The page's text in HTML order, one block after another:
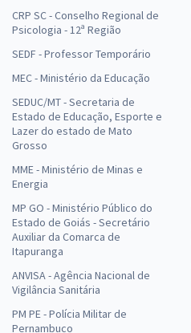
CRP SC - Conselho Regional de
Psicologia - 12ª Região
SEDF - Professor Temporário
MEC - Ministério da Educação
SEDUC/MT - Secretaria de
Estado de Educação, Esporte e
Lazer do estado de Mato
Grosso
MME - Ministério de Minas e
Energia
MP GO - Ministério Público do
Estado de Goiás - Secretário
Auxiliar da Comarca de
Itapuranga
ANVISA - Agência Nacional de
Vigilância Sanitária
PM PE - Polícia Militar de
Pernambuco